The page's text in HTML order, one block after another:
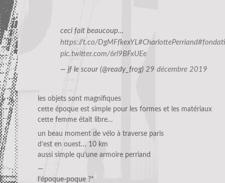
ceci fait beaucoup…
https://t.co/DgMFfkexYL#CharlottePerriand
pic.twitter.com/6rl9BFxUEe
— jf le scour (@ready_frog) 29 décembre 2019
les objets sont magnifiques
cette époque est simple pour les formes et les matériaux
cette femme était libre…
un beau moment de vélo à traverse paris
d’est en ouest… 10 km
aussi simple qu’une armoire perriand
—
l’époque-poque ?*